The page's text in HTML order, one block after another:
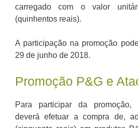
carregado com o valor
(quinhentos reais).
A participação na promoção
29 de junho de 2018.
Promoção P&G e
Para participar da promoção,
deverá efetuar a compra de,